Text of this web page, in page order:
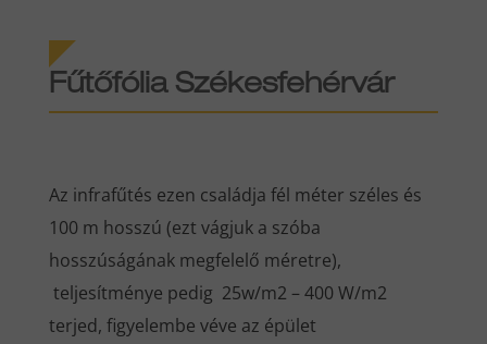
Fűtőfólia Székesfehérvár
Az infrafűtés ezen családja fél méter széles és
100 m hosszú (ezt vágjuk a szóba
hosszúságának megfelelő méretre),
teljesítménye pedig 25w/m2 – 400 W/m2
terjed, figyelembe véve az épület